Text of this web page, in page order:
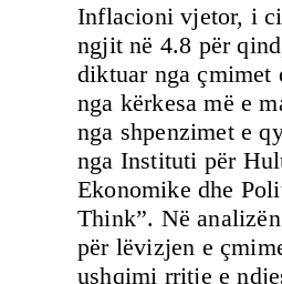
Inflacioni vjetor, i
ngjit në 4.8 për
diktuar nga çmimet
nga kërkesa më e
nga shpenzimet e
nga Instituti për
Ekonomike dhe
Think”. Në
për lëvizjen e
ushqimi rritje e